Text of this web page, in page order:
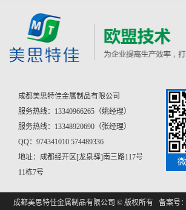
成都美思特佳金属制品有限公司
服务热线：13340966265（姚经理）
服务热线：13348920690（张经理）
QQ：974341010 574489336
地址：成都经开区[龙泉驿]南三路117号
11栋7号
成都美思特佳金属制品有限公司 © 版权所有 备案号：